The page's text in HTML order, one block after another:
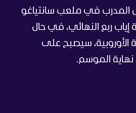
المدرب في ملعب سانتياغو
إياب ربع النهائي، في حال
الأوروبية، سيصبح على
الموسم.